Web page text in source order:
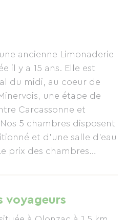
ancienne Limonaderie
il y a 15 ans. Elle est
du midi, au coeur de
une étape de
Carcassonne et
5 chambres disposent
et d'une salle d'eau
prix des chambres
l'été jusqu'à 21h30. Elle
et d'un garage a
voyageurs